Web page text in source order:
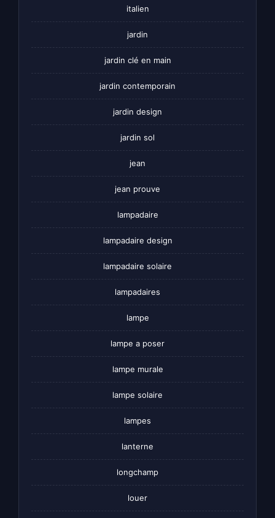
italien
jardin
jardin clé en main
jardin contemporain
jardin design
jardin sol
jean
jean prouve
lampadaire
lampadaire design
lampadaire solaire
lampadaires
lampe
lampe a poser
lampe murale
lampe solaire
lampes
lanterne
longchamp
louer